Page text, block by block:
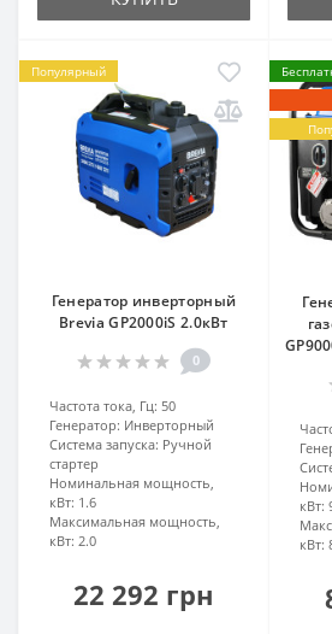
Популярный
Генератор инверторный
Brevia GP2000iS 2.0кВт
0
Частота тока, Гц: 50
Генератор: Инверторный
Система запуска: Ручной
стартер
Номинальная мощность,
кВт: 1.6
Максимальная мощность,
кВт: 2.0
22 292 грн
кВт:
кВт: